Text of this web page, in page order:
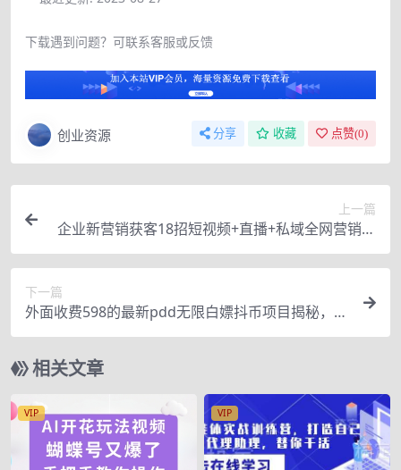
下载遇到问题？可联系客服或反馈
创业资源 分享 收藏 点赞(0)
上一篇
企业新营销获客18招短视频+直播+私域全网营销新
思维，营销新模式，传统企业转型必学
下一篇
外面收费598的最新pdd无限白嫖抖币项目揭秘，简
单暴利【仅揭秘】
相关文章
VIP VIP